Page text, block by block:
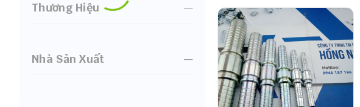
Thương Hiệu
Nhà Sản Xuất